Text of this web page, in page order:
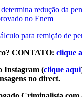
redução da
no Enem
para remição de
CONTATO: clique
Instagram (clique aqui
no direct.